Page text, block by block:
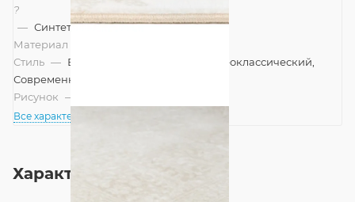
?
— Синтетический
Материал
Стиль — Винтажный, Европейский, Неоклассический,
Современный, Шале
Рисунок —
Все характеристики
Характеристики